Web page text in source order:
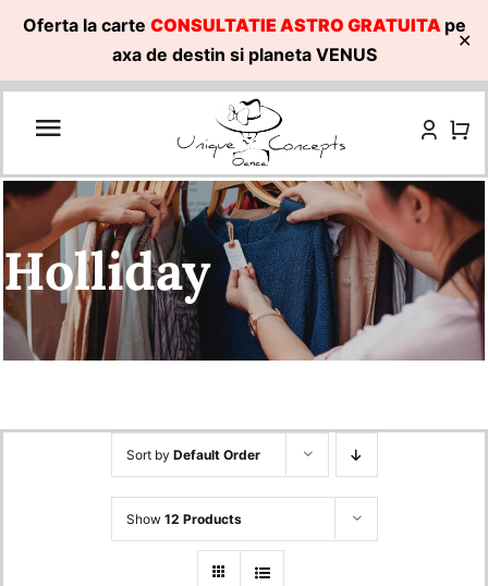
Oferta la carte CONSULTATIE ASTRO GRATUITA pe
axa de destin si planeta VENUS
✕
Skip
Holliday
Sort by Default Order
Show 12 Products